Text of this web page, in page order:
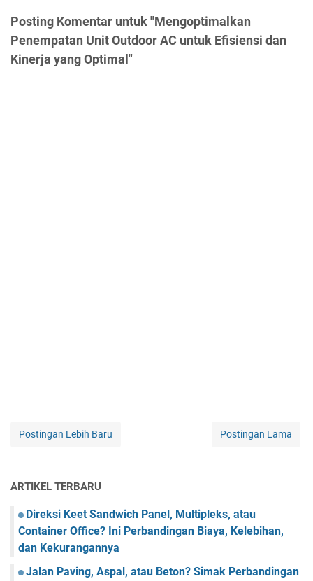
Posting Komentar untuk "Mengoptimalkan
Penempatan Unit Outdoor AC untuk Efisiensi dan
Kinerja yang Optimal"
Postingan Lebih Baru Postingan Lama
ARTIKEL TERBARU
Direksi Keet Sandwich Panel, Multipleks, atau
Container Office? Ini Perbandingan Biaya, Kelebihan,
dan Kekurangannya
Jalan Paving, Aspal, atau Beton? Simak Perbandingan